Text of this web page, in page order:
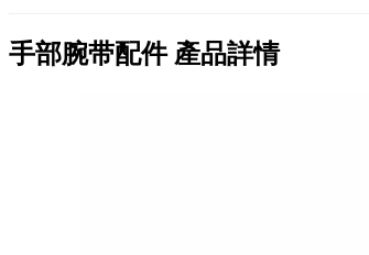
手部腕带配件 產品詳情